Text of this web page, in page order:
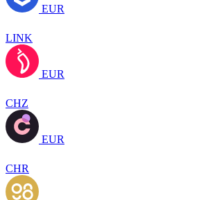
EUR
LINK
EUR
CHZ
EUR
CHR